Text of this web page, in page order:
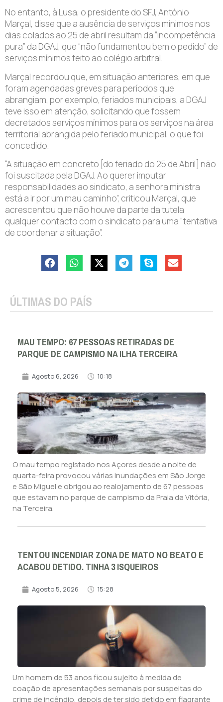
No entanto, à Lusa, o presidente do SFJ, António
Marçal, disse que a ausência de serviços mínimos nos
dias colados ao 25 de abril resultam da “incompetência
pura” da DGAJ, que “não fundamentou bem o pedido” de
serviços mínimos feito ao colégio arbitral.
Marçal recordou que, em situação anteriores, em que
foram agendadas greves para períodos que
abrangiam, por exemplo, feriados municipais, a DGAJ
teve isso em atenção, solicitando que fossem
decretados serviços mínimos para os serviços na área
territorial abrangida pelo feriado municipal, o que foi
concedido.
“A situação em concreto [do feriado do 25 de Abril] não
foi suscitada pela DGAJ. Ao querer imputar
responsabilidades ao sindicato, a senhora ministra
está a ir por um mau caminho”, criticou Marçal, que
acrescentou que não houve da parte da tutela
qualquer contacto com o sindicato para uma “tentativa
de coordenar a situação”.
ÚLTIMAS DO PAÍS
MAU TEMPO: 67 PESSOAS RETIRADAS DE
PARQUE DE CAMPISMO NA ILHA TERCEIRA
Agosto 6, 2026 10:18
O mau tempo registado nos Açores desde a noite de
quarta-feira provocou várias inundações em São Jorge
e São Miguel e obrigou ao realojamento de 67 pessoas
que estavam no parque de campismo da Praia da Vitória,
na Terceira.
TENTOU INCENDIAR ZONA DE MATO NO BEATO E
ACABOU DETIDO. TINHA 3 ISQUEIROS
Agosto 5, 2026 15:28
Um homem de 53 anos ficou sujeito à medida de
coação de apresentações semanais por suspeitas do
crime de incêndio, depois de ter sido detido em flagrante